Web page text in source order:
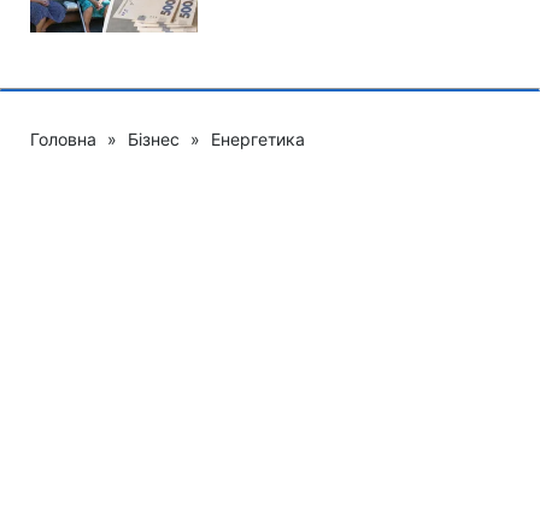
Головна » Бізнес » Енергетика